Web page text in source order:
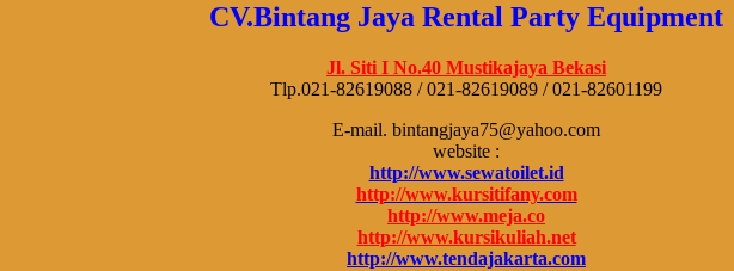
CV.Bintang Jaya Rental Party Equipment
Jl. Siti I No.40 Mustikajaya Bekasi
Tlp.021-82619088 / 021-82619089 / 021-82601199
E-mail. bintangjaya75@yahoo.com
website :
http://www.sewatoilet.id
http://www.kursitifany.com
http://www.meja.co
http://www.kursikuliah.net
http://www.tendajakarta.com